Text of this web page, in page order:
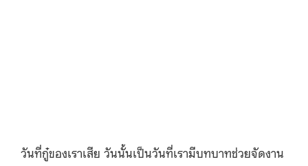
วันที่กู๋ของเราเสีย วันนั้นเป็นวันที่เรามีบทบาทช่วยจัดงาน